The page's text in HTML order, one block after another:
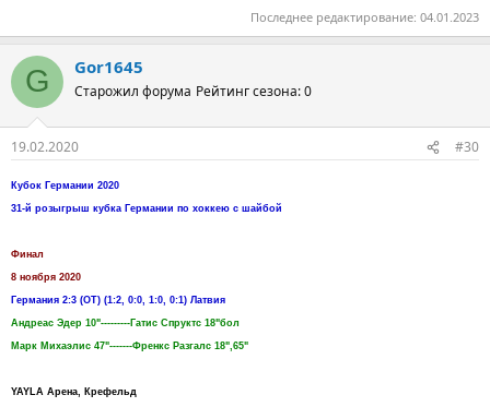
Последнее редактирование: 04.01.2023
G Gor1645
Старожил форума Рейтинг сезона: 0
19.02.2020 #30
Кубок Германии 2020
31-й розыгрыш кубка Германии по хоккею с шайбой
Финал
8 ноября 2020
Германия 2:3 (ОТ) (1:2, 0:0, 1:0, 0:1) Латвия
Андреас Эдер 10"---------Гатис Спруктс 18"бол
Марк Михаэлис 47"-------Френкс Разгалс 18",65"
YAYLA Aренa, Крефельд